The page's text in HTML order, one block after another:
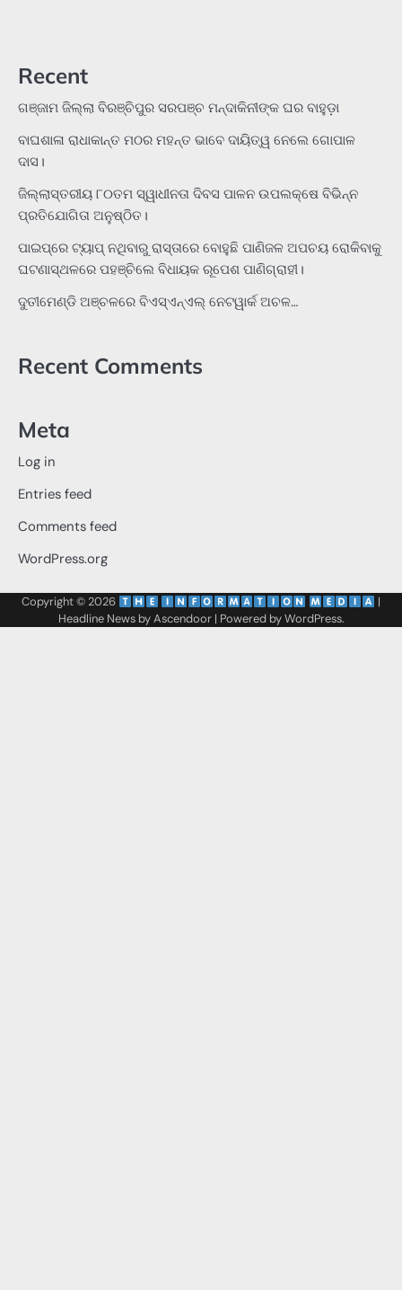
Recent
ଗଞ୍ଜାମ ଜିଲ୍ଲା ବିରଞ୍ଚିପୁର ସରପଞ୍ଚ ମନ୍ଦାକିନୀଙ୍କ ଘର ବାହୁଡ଼ା
ବାଘଶାଳା ରାଧାକାନ୍ତ ମଠର ମହନ୍ତ ଭାବେ ଦାୟିତ୍ୱ ନେଲେ ଗୋପାଳ
ଦାସ।
ଜିଲ୍ଲାସ୍ତରୀୟ ୮୦ତମ ସ୍ୱାଧୀନତା ଦିବସ ପାଳନ ଉପଲକ୍ଷେ ବିଭିନ୍ନ
ପ୍ରତିଯୋଗିତା ଅନୁଷ୍ଠିତ।
ପାଇପ୍‌ରେ ଟ୍ୟାପ୍‌ ନଥିବାରୁ ରାସ୍ତାରେ ବୋହୁଛି ପାଣିଜଳ ଅପଚୟ ରୋକିବାକୁ
ଘଟଣାସ୍ଥଳରେ ପହଞ୍ଚିଲେ ବିଧାୟକ ରୂପେଶ ପାଣିଗ୍ରାହୀ।
ଦୁତୀମେଣ୍ଡି ଅଞ୍ଚଳରେ ବିଏସ୍‌ଏନ୍‌ଏଲ୍‌ ନେଟୱାର୍କ ଅଚଳ…
Recent Comments
Meta
Log in
Entries feed
Comments feed
WordPress.org
Copyright © 2026
|
Headline News byAscendoor| Powered byWordPress.